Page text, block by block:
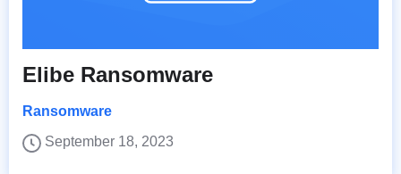
Elibe Ransomware
Ransomware
September 18, 2023